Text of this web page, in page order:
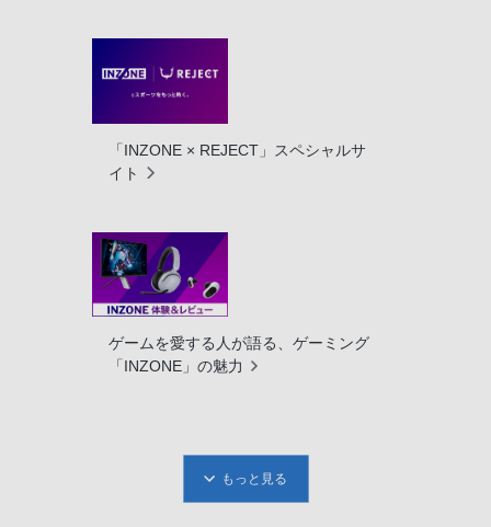
「INZONE × REJECT」スペシャルサ
イト
ゲームを愛する人が語る、ゲーミング
「INZONE」の魅力
もっと見る